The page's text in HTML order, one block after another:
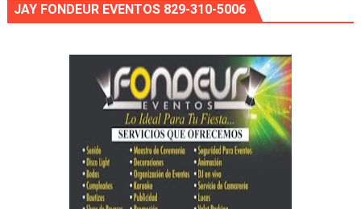
JAY FONDEUR EVENTOS 829-310-5006